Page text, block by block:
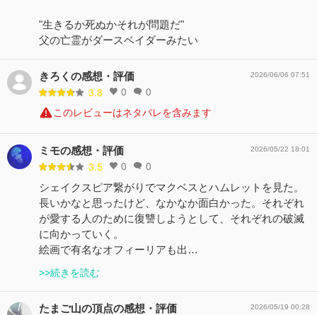
"生きるか死ぬかそれが問題だ"
父の亡霊がダースベイダーみたい
きろくの感想・評価
3.8 0 0
2026/06/06 07:51
このレビューはネタバレを含みます
ミモの感想・評価
3.5 0 0
2026/05/22 18:01
シェイクスピア繋がりでマクベスとハムレットを見た。
長いかなと思ったけど、なかなか面白かった。それぞれ
が愛する人のために復讐しようとして、それぞれの破滅
に向かっていく。
絵画で有名なオフィーリアも出…
>>続きを読む
たまご山の頂点の感想・評価 2026/05/19 00:28